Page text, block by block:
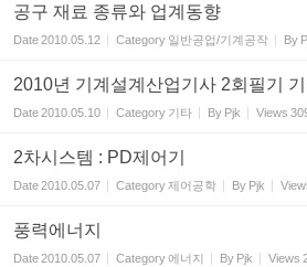
공구 재료 종류와 업계동향
Date2010.05.12 Category 일반공업/기계공작 By
2010년 기계설계산업기사 2회필기 기
Date2010.05.10 Category 기타 By Pjk Views
2차시스템 : PD제어기
Date2010.05.07 Category제어공학 By Pjk
풍력에너지
Date2010.05.07 Category에너지 By Pjk Views